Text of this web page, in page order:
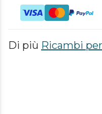
Di più Ricambi